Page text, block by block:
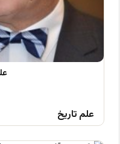
علم تاریخ